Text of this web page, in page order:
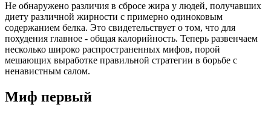
Не обнаружено различия в сбросе жира у людей, получавших
диету различной жирности с примерно одиноковым
содержанием белка. Это свидетельствует о том, что для
похудения главное - общая калорийность. Теперь развенчаем
несколько широко распространенных мифов, порой
мешающих выработке правильной стратегии в борьбе с
ненавистным салом.
Миф первый